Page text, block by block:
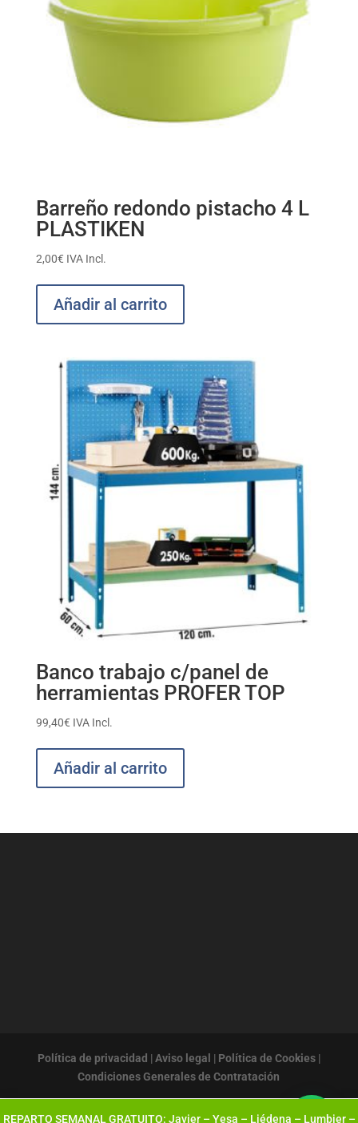
REPARTO SEMANAL GRATUITO: Javier – Yesa – Liédena – Lumbier –
Barreño redondo pistacho 4 L
PLASTIKEN
2,00€ IVA Incl.
Añadir al carrito
Banco trabajo c/panel de
herramientas PROFER TOP
99,40€ IVA Incl.
Añadir al carrito
Política de privacidad | Aviso legal | Política de Cookies|
Condiciones Generales de Contratación